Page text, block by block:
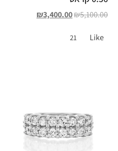
₪5,100.00
₪3,400.00
Like
21